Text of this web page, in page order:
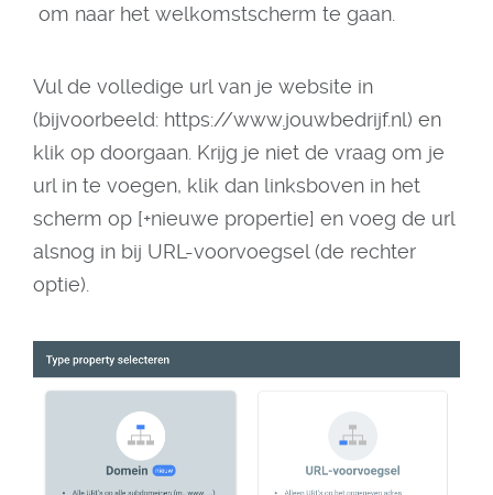
om naar het welkomstscherm te gaan.
Vul de volledige url van je website in
(bijvoorbeeld: https://www.jouwbedrijf.nl) en
klik op doorgaan. Krijg je niet de vraag om je
url in te voegen, klik dan linksboven in het
scherm op [+nieuwe propertie] en voeg de url
alsnog in bij URL-voorvoegsel (de rechter
optie).